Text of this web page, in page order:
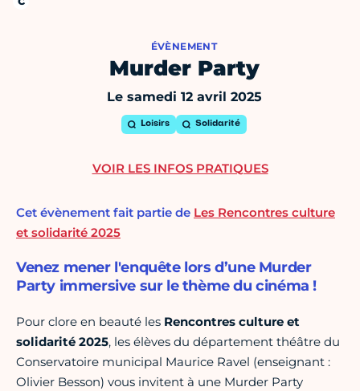
ÉVÈNEMENT
Murder Party
Le samedi 12 avril 2025
Loisirs Solidarité
Cet évènement fait partie de Les Rencontres culture
et solidarité 2025
Venez mener l'enquête lors d’une Murder
Party immersive sur le thème du cinéma !
Pour clore en beauté les Rencontres culture et
solidarité 2025, les élèves du département théâtre du
Conservatoire municipal Maurice Ravel (enseignant :
Olivier Besson) vous invitent à une Murder Party
VOIR LES INFOS PRATIQUES